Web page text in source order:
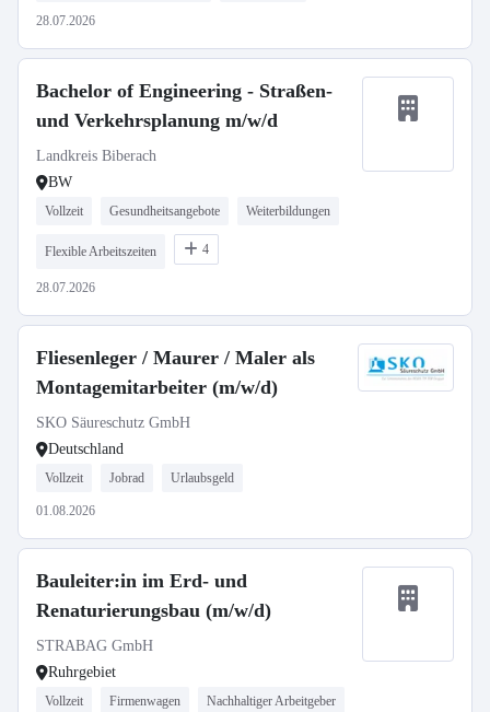
28.07.2026
Bachelor of Engineering - Straßen-
und Verkehrsplanung m/w/d
Landkreis Biberach
BW
Vollzeit Gesundheitsangebote Weiterbildungen
Flexible Arbeitszeiten 4
28.07.2026
Fliesenleger / Maurer / Maler als
Montagemitarbeiter (m/w/d)
SKO Säureschutz GmbH
Deutschland
Vollzeit Jobrad Urlaubsgeld
01.08.2026
Bauleiter:in im Erd- und
Renaturierungsbau (m/w/d)
STRABAG GmbH
Ruhrgebiet
Vollzeit Firmenwagen Nachhaltiger Arbeitgeber